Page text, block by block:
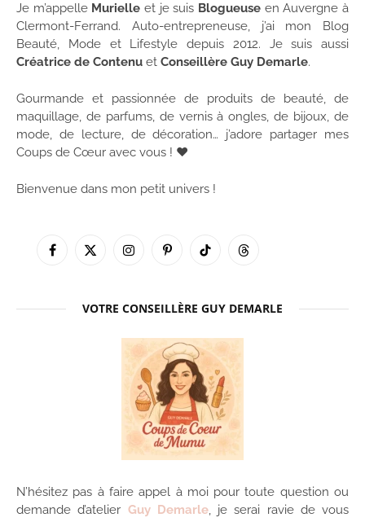
Je m’appelle Murielle et je suis Blogueuse en Auvergne à
Clermont-Ferrand. Auto-entrepreneuse, j’ai mon Blog
Beauté, Mode et Lifestyle depuis 2012. Je suis aussi
Créatrice de Contenu et Conseillère Guy Demarle.
Gourmande et passionnée de produits de beauté, de
maquillage, de parfums, de vernis à ongles, de bijoux, de
mode, de lecture, de décoration… j’adore partager mes
Coups de Cœur avec vous ! ♥
Bienvenue dans mon petit univers !
Facebook
X
InstagramPinterestTikTok Threads
VOTRE CONSEILLÈRE GUY DEMARLE
N’hésitez pas à faire appel à moi pour toute question ou
demande d’atelier Guy Demarle, je serai ravie de vous